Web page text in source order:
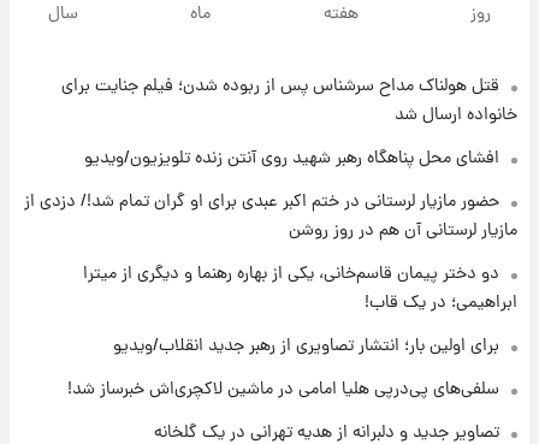
جهانی در آمریکا + فیلم
۱۹ ساعت پیش
۱۹ ساعت پیش
تصاویر عمامه بستن به شیوه خاتمی/ویدیو
افشای محل پناهگاه‌ رهبر شهید روی آنتن زنده
تلویزیون/ویدیو
۲۲ ساعت پیش
روز هفته ماه سال
قتل هولناک مداح سرشناس پس از ربوده شدن؛ فیلم جنایت برای
خانواده ارسال شد
افشای محل پناهگاه‌ رهبر شهید روی آنتن زنده تلویزیون/ویدیو
حضور مازیار لرستانی در ختم اکبر عبدی برای او گران تمام شد!/ دزدی از
مازیار لرستانی آن هم در روز روشن
دو دختر پیمان قاسم‌خانی، یکی از بهاره رهنما و دیگری از میترا
ابراهیمی؛ در یک قاب!
برای اولین بار؛ انتشار تصاویری از رهبر جدید انقلاب/ویدیو
سلفی‌های پی‌درپی هلیا امامی در ماشین لاکچری‌اش خبرساز شد!
تصاویر جدید و دلبرانه از هدیه تهرانی در یک گلخانه